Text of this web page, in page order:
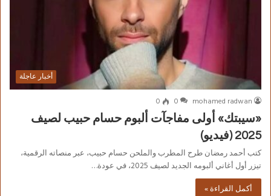
أخبار عاجلة
mohamed radwan
0
0
«سيبتك» أولى مفاجآت ألبوم حسام حبيب لصيف
2025 (فيديو)
كتب أحمد رمضان طرح المطرب والملحن حسام حبيب، عبر منصاته الرقمية،
تيزر أول أغاني ألبومه الجديد لصيف 2025، في عودة…
أكمل القراءة »